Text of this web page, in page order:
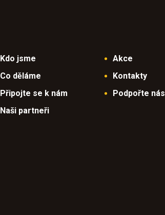
Kdo jsme
Co děláme
Připojte se k nám
Naši partneři
Akce
Kontakty
Podpořte nás